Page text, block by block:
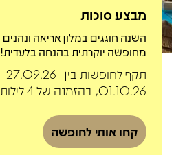
מבצע סוכות
השנה חוגגים במלון אריאה ונהנים
מחופשה יוקרתית בהנחה בלעדית!
תקף לחופשות בין 27.09.26-
01.10.26, בהזמנה של 4 לילות לפחות
קחו אותי לחופשה